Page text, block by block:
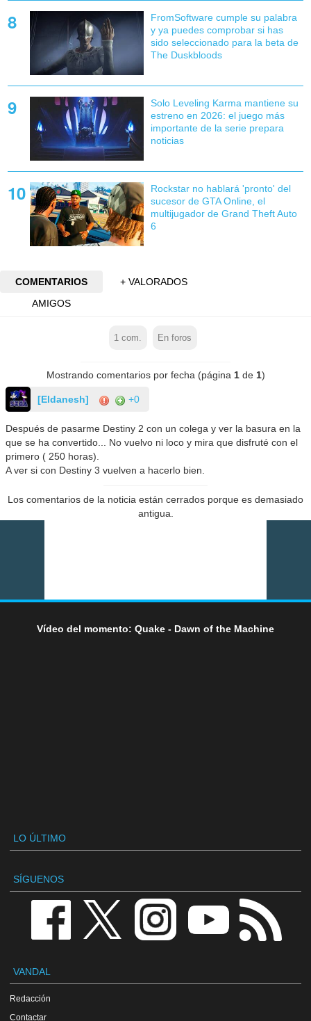
FromSoftware cumple su palabra
y ya puedes comprobar si has
sido seleccionado para la beta de
The Duskbloods
Solo Leveling Karma mantiene su
estreno en 2026: el juego más
importante de la serie prepara
noticias
Rockstar no hablará 'pronto' del
sucesor de GTA Online, el
multijugador de Grand Theft Auto
6
COMENTARIOS
+ VALORADOS
AMIGOS
1 com. En foros
Mostrando comentarios por fecha (página 1de 1)
[Eldanesh] +0
Después de pasarme Destiny 2 con un colega y ver la basura en la
que se ha convertido... No vuelvo ni loco y mira que disfruté con el
primero ( 250 horas).
A ver si con Destiny 3 vuelven a hacerlo bien.
Los comentarios de la noticia están cerrados porque es demasiado
antigua.
Vídeo del momento: Quake - Dawn of the Machine
LO ÚLTIMO
SÍGUENOS
VANDAL
Redacción
Contactar